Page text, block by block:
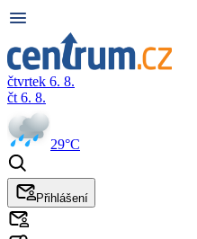
čtvrtek 6. 8.
čt 6. 8.
29°C
Přihlášení